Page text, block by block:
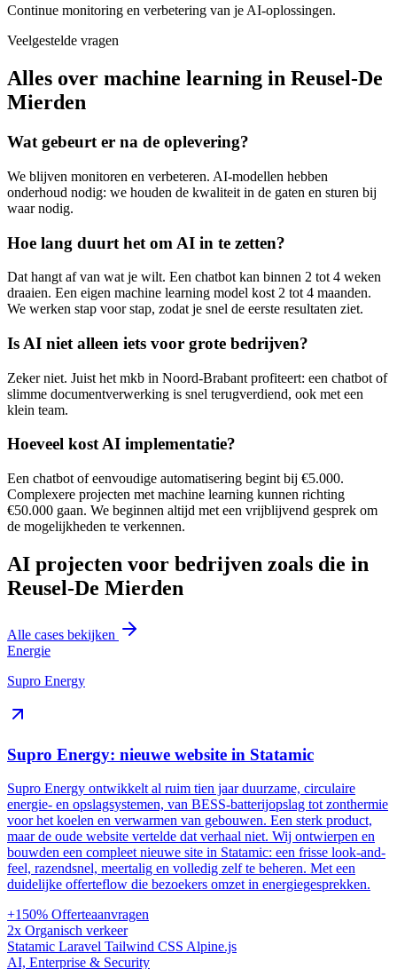
Continue monitoring en verbetering van je AI-oplossingen.
Veelgestelde vragen
Alles over machine learning in Reusel-De
Mierden
Wat gebeurt er na de oplevering?
We blijven monitoren en verbeteren. AI-modellen hebben
onderhoud nodig: we houden de kwaliteit in de gaten en sturen bij
waar nodig.
Hoe lang duurt het om AI in te zetten?
Dat hangt af van wat je wilt. Een chatbot kan binnen 2 tot 4 weken
draaien. Een eigen machine learning model kost 2 tot 4 maanden.
We werken stap voor stap, zodat je snel de eerste resultaten ziet.
Is AI niet alleen iets voor grote bedrijven?
Zeker niet. Juist het mkb in Noord-Brabant profiteert: een chatbot of
slimme documentverwerking is snel terugverdiend, ook met een
klein team.
Hoeveel kost AI implementatie?
Een chatbot of eenvoudige automatisering begint bij €5.000.
Complexere projecten met machine learning kunnen richting
€50.000 gaan. We beginnen altijd met een vrijblijvend gesprek om
de mogelijkheden te verkennen.
AI projecten voor bedrijven zoals die in
Reusel-De Mierden
Alle cases bekijken
Energie
Supro Energy
Supro Energy: nieuwe website in Statamic
Supro Energy ontwikkelt al ruim tien jaar duurzame, circulaire
energie- en opslagsystemen, van BESS-batterijopslag tot zonthermie
voor het koelen en verwarmen van gebouwen. Een sterk product,
maar de oude website vertelde dat verhaal niet. Wij ontwierpen en
bouwden een compleet nieuwe site in Statamic: een frisse look-and-
feel, razendsnel, meertalig en volledig zelf te beheren. Met een
duidelijke offerteflow die bezoekers omzet in energiegesprekken.
+150% Offerteaanvragen
2x Organisch verkeer
Statamic Laravel Tailwind CSS Alpine.js
AI, Enterprise & Security